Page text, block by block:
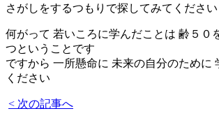
さがしをするつもりで探してみてください
何がって 若いころに学んだことは 齢５０
つということです
ですから 一所懸命に 未来の自分のために
ください
< 次の記事へ